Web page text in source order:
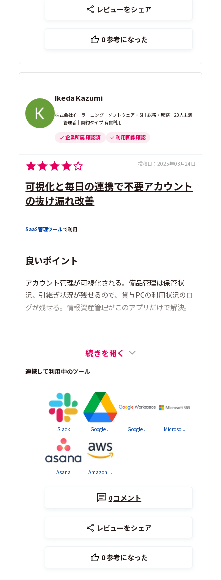
レビューをシェア
0参考になった
Ikeda Kazumi
株式会社イーラーニング｜ソフトウェア・SI｜総務・庶務｜20人未満
｜IT管理者｜契約タイプ 有償利用
企業所属 確認済 利用画像確認
投稿日： 2025年03月24日
可視化と毎日の連携で不要アカウント
の抜け漏れ改善
SaaS管理ツールで利用
良いポイント
アカウント管理が可視化される。備品管理は保管状
況、引継ぎ状況が残せるので、貸与PCの利用状況のロ
グが残せる。情報資産管理がこのアプリだけで解決。
続きを開く
連携して利用中のツール
Slack Google ... Google ... Microso...
Asana Amazon ...
0コメント
レビューをシェア
0参考になった